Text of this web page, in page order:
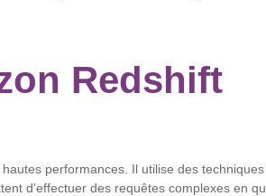
Redshift
performances. Il utilise des techniques
d'effectuer des requêtes complexes en